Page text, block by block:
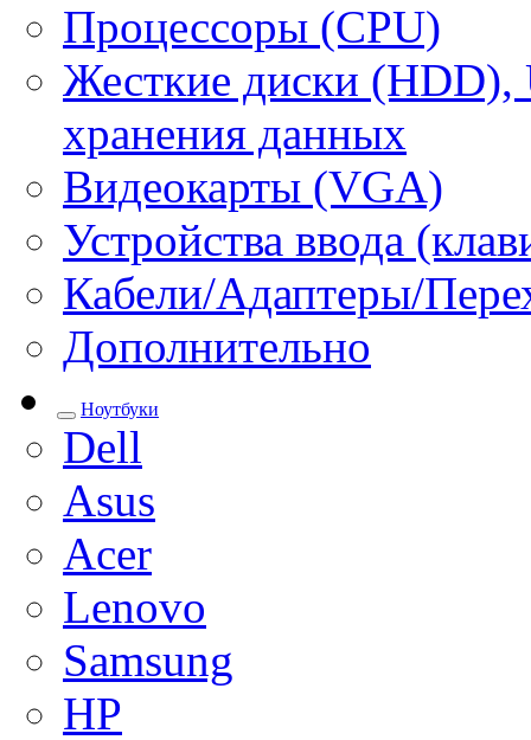
Процессоры (CPU)
Жесткие диски (HDD),
хранения данных
Видеокарты (VGA)
Устройства ввода
Кабели/Адаптеры/
Дополнительно
Ноутбуки
Dell
Asus
Acer
Lenovo
Samsung
HP